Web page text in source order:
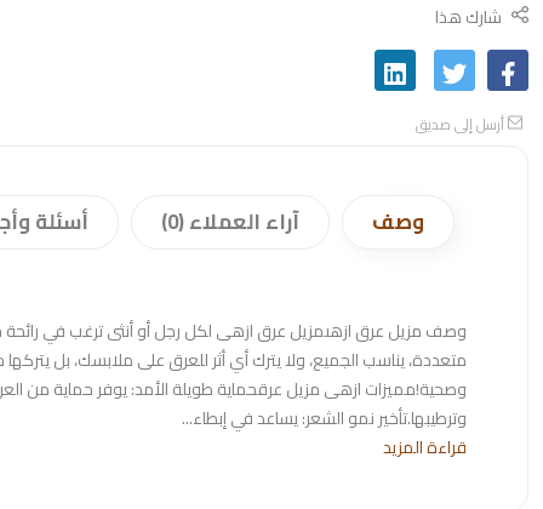
شارك هذا
أرسل إلى صديق
وصف آراء العملاء (0) أسئلة
متعددة، يناسب الجميع، ولا يترك أي أثر للعرق على ملابسك، بل
وترطيبها.تأخير نمو الشعر: يساعد في إبطاء...
قراءة المزيد